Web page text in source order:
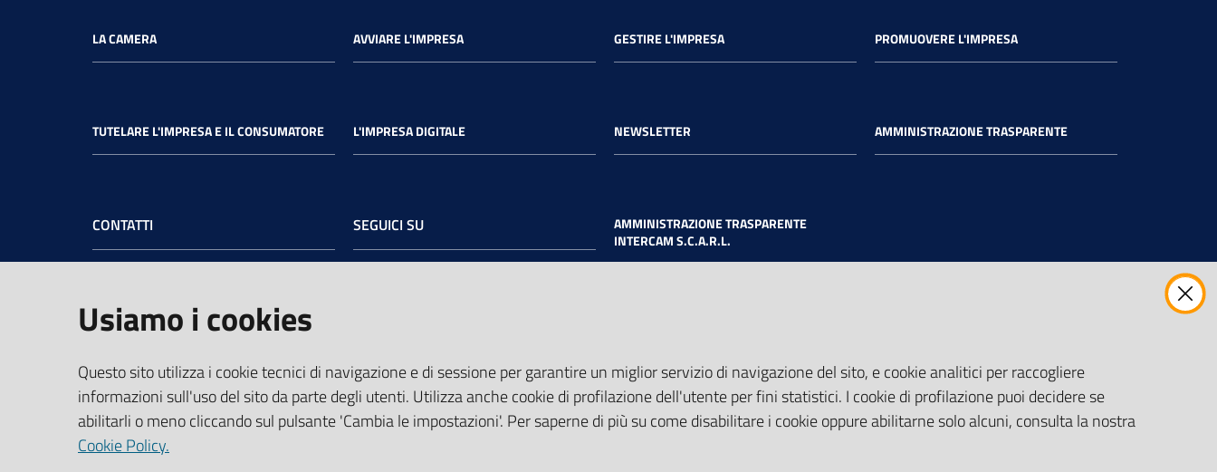
LA CAMERA AVVIARE L'IMPRESA GESTIRE L'IMPRESA PROMUOVERE L'IMPRESA
TUTELARE L'IMPRESA E IL CONSUMATORE L'IMPRESA DIGITALE NEWSLETTER AMMINISTRAZIONE TRASPARENTE
CONTATTI
06121 Perugia - tel.+39 075 57481
05100 Terni - tel.
+39 0744 4891
PEC:cciaa@pec.umbria.camcom.it
Codice Fiscale e Partita IVA:
03764550541
SEGUICI SU
AMMINISTRAZIONE TRASPARENTE
INTERCAM S.C.A.R.L.
Usiamo i cookies
Questo sito utilizza i cookie tecnici di navigazione e di sessione per garantire un miglior servizio di navigazione del sito, e cookie analitici per raccogliere
informazioni sull'uso del sito da parte degli utenti. Utilizza anche cookie di profilazione dell'utente per fini statistici. I cookie di profilazione puoi decidere se
abilitarli o meno cliccando sul pulsante 'Cambia le impostazioni'. Per saperne di più su come disabilitare i cookie oppure abilitarne solo alcuni, consulta la nostra
Cookie Policy.